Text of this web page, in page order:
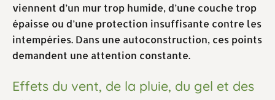
viennent d’un mur trop humide, d’une couche trop
épaisse ou d’une protection insuffisante contre les
intempéries. Dans une autoconstruction, ces points
demandent une attention constante.
Effets du vent, de la pluie, du gel et des